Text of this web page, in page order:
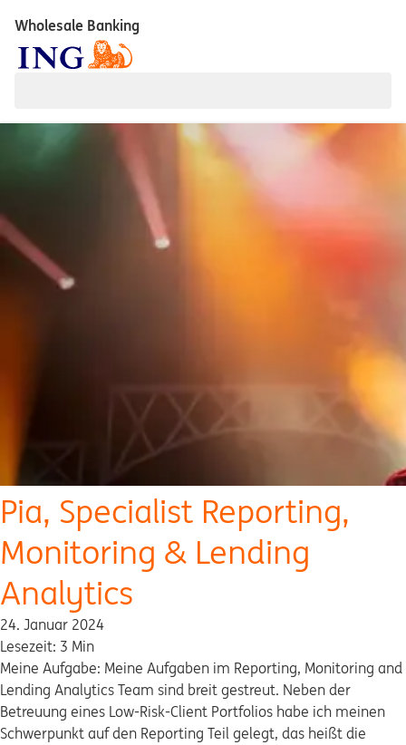
Wholesale Banking
Pia, Specialist Reporting,
Monitoring & Lending
Analytics
24. Januar 2024
Lesezeit: 3 Min
Meine Aufgabe: Meine Aufgaben im Reporting, Monitoring and
Lending Analytics Team sind breit gestreut. Neben der
Betreuung eines Low-Risk-Client Portfolios habe ich meinen
Schwerpunkt auf den Reporting Teil gelegt, das heißt die